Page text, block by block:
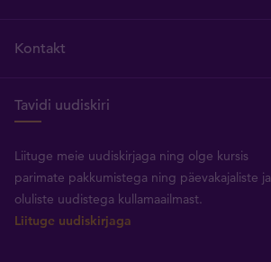
Kontakt
Tavidi uudiskiri
Liituge meie uudiskirjaga ning olge kursis
parimate pakkumistega ning päevakajaliste ja
oluliste uudistega kullamaailmast.
Liituge uudiskirjaga